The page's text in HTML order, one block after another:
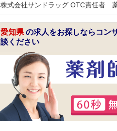
株式会社サンドラッグ OTC責任者
愛知県 の求人をお探しならコン
談ください